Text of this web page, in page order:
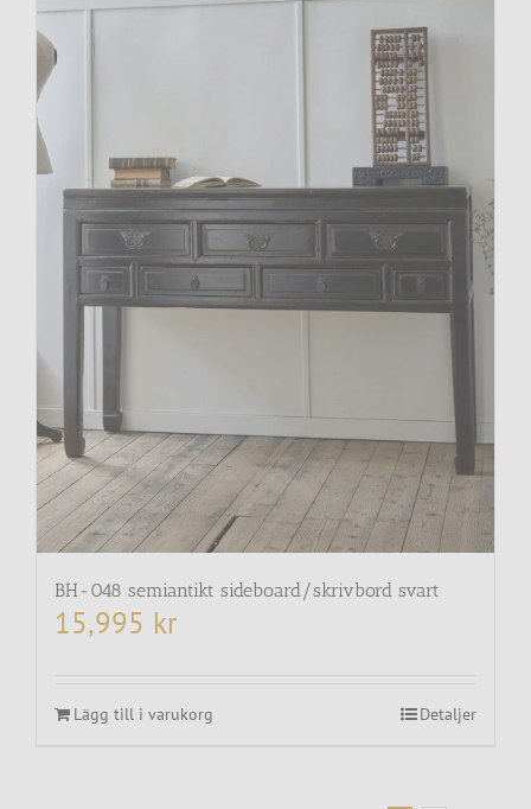
BH-048 semiantikt sideboard/skrivbord svart
15,995 kr
Lägg till i varukorg Detaljer